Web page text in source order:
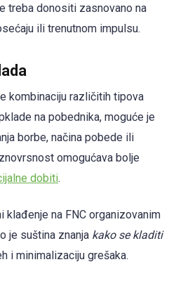
treba donositi zasnovano na
ili trenutnom impulsu.
kombinaciju različitih tipova
na pobednika, moguće je
borbe, načina pobede ili
omogućava bolje
dobiti.
klađenje na FNC organizovanim
je suština znanja kako se kladiti
i minimalizaciju grešaka.